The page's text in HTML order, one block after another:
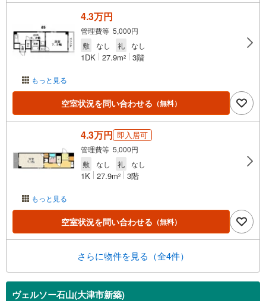
もっと見る
4.3万円
管理費等 5,000円
敷
なし 礼 なし
1DK 27.9m2 3階
空室状況を問い合わせる （無料）
もっと見る
4.3万円 即入居可
管理費等 5,000円
敷
なし 礼 なし
1K 27.9m2 3階
空室状況を問い合わせる （無料）
さらに物件を見る（全4件）
ヴェルソー石山(大津市新築)